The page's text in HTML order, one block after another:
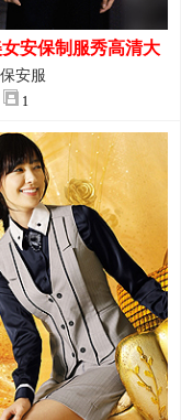
安保制服秀高清大
安服
1